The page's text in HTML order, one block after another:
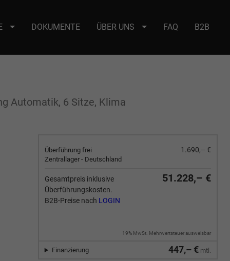
: selector2._domainkey Points to address or value: selector2-aee-
DOKUMENTE ÜBER UNS FAQ B2B
Automatik, 6 Sitze, Klima
Überführung frei
Zentrallager - Deutschland
1.690,– €
Gesamtpreis inklusive
Überführungskosten.
B2B-Preise nach LOGIN
51.228,– €
19% MwSt. Mehrwertsteuer ausweisbar
447,– € mtl.
Finanzierung